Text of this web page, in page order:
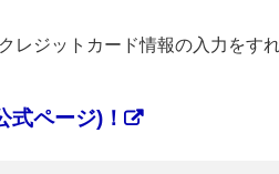
レジットカード情報の入力をす
ページ)！